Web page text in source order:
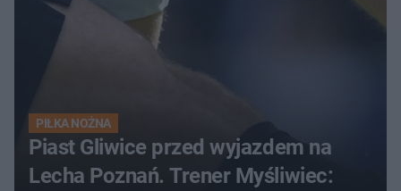
PIŁKA NOŻNA
Piast Gliwice przed wyjazdem na
Lecha Poznań. Trener Myśliwiec: